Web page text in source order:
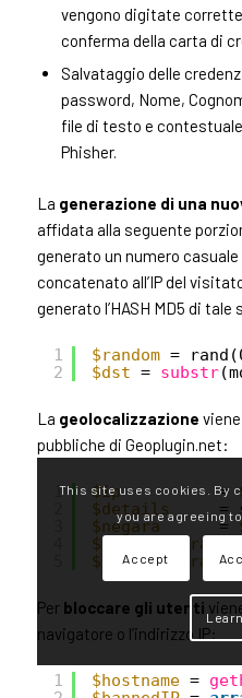
vengono digitate
conferma della carta di
Salvataggio delle
password, Nome,
file di testo e
Phisher.
La generazione di una
affidata alla seguente
generato un numero
concatenato all’IP del
generato l’HASH MD5 di tale
1
2
$random =
$dst = substr
La geolocalizzazione
pubbliche di Geoplugin.net:
1
$ip =
$details
=
$negara
=
$nama_negara
$kode_negara
=
Per bloccare gli utenti
navigatore o l’indirizzo IP:
1
$hostname =
This site uses cookies. By
you are agreeing
Accept